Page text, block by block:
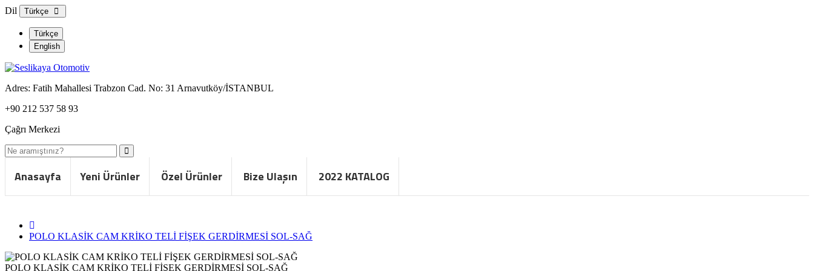
Dil Türkçe
Türkçe
English
Adres: Fatih Mahallesi Trabzon Cad. No: 31 Arnavutköy/İSTANBUL
+90 212 537 58 93
Çağrı Merkezi
Anasayfa Yeni Ürünler Özel Ürünler Bize Ulaşın 2022 KATALOG
POLO KLASİK CAM KRİKO TELİ FİŞEK GERDİRMESİ SOL-SAĞ
POLO KLASİK CAM KRİKO TELİ FİŞEK GERDİRMESİ SOL-SAĞ